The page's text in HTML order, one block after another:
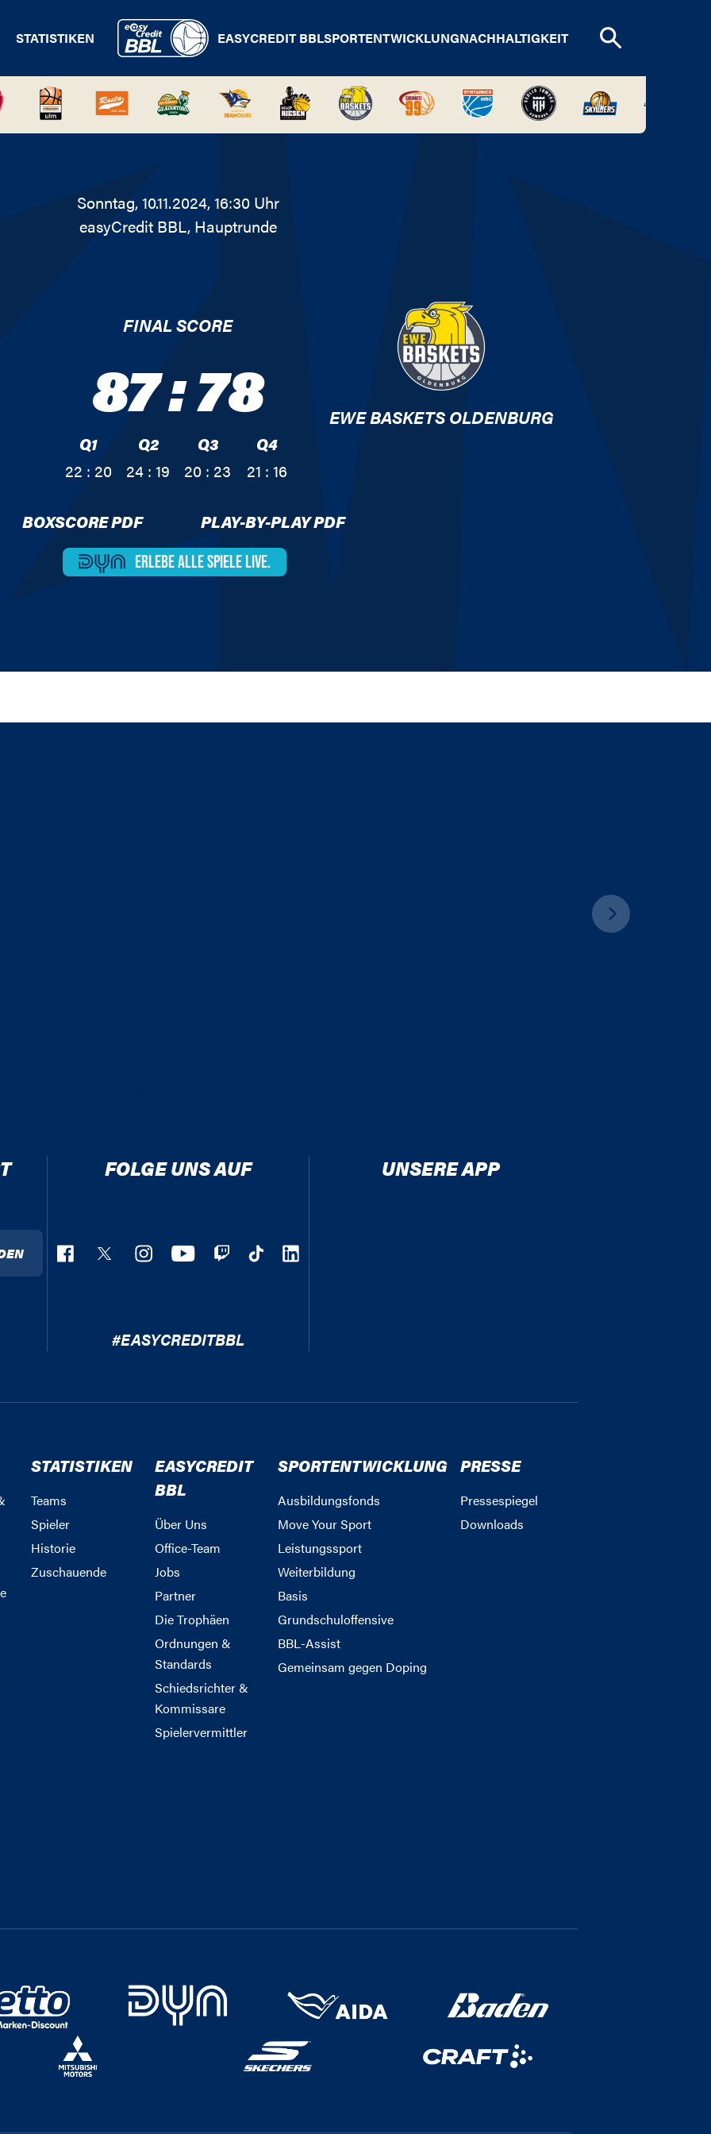
STATISTIKEN EASYCREDIT BBLSPORTENTWICKLUNGNACHHALTIGKEIT
Sonntag, 10.11.2024, 16:30 Uhr
easyCredit BBL, Hauptrunde
FINAL SCORE
87:78
Q1
22 : 20
Q2
24 : 19
Q3
20 : 23
Q4
21 : 16
EWE BASKETS OLDENBURG
BOXSCORE PDF PLAY-BY-PLAY PDF
ERLEBE ALLESPIELE LIVE.
FOLGE UNS AUF
#EASYCREDITBBL
UNSERE APP
STATISTIKEN
Teams
Spieler
Historie
Zuschauende
EASYCREDIT
BBL
Über Uns
Office-Team
Jobs
Partner
Die Trophäen
Ordnungen &
Standards
Schiedsrichter &
Kommissare
Spielervermittler
SPORTENTWICKLUNG
Ausbildungsfonds
Move Your Sport
Leistungssport
Weiterbildung
Basis
Grundschuloffensive
BBL-Assist
Gemeinsam gegen Doping
PRESSE
Pressespiegel
Downloads